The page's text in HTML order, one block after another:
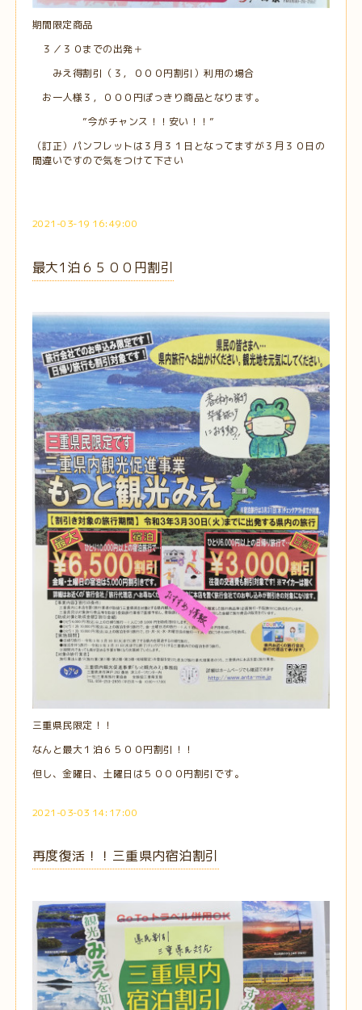
期間限定商品
３／３０までの出発＋
みえ得割引（３，０００円割引）利用の場合
お一人様３，０００円ぽっきり商品となります。
”今がチャンス！！安い！！”
（訂正）パンフレットは３月３１日となってますが３月３０日の
間違いですので気をつけて下さい
2021-03-19 16:49:00
最大1泊６５００円割引
三重県民限定！！
なんと最大１泊６５００円割引！！
但し、金曜日、土曜日は５０００円割引です。
2021-03-03 14:17:00
再度復活！！三重県内宿泊割引